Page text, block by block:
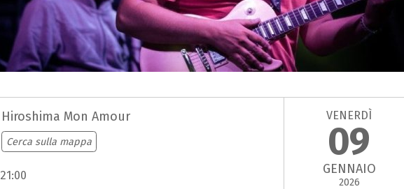
Hiroshima Mon Amour
Cerca sulla mappa
21:00
VENERDÌ
09
GENNAIO
2026